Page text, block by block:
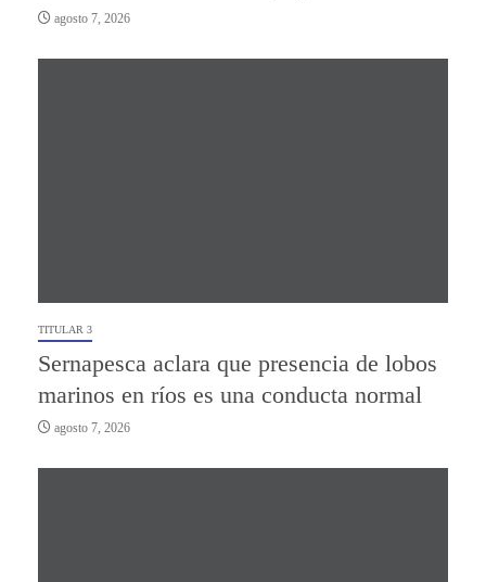
agosto 7, 2026
TITULAR 3
Sernapesca aclara que presencia de lobos
marinos en ríos es una conducta normal
agosto 7, 2026